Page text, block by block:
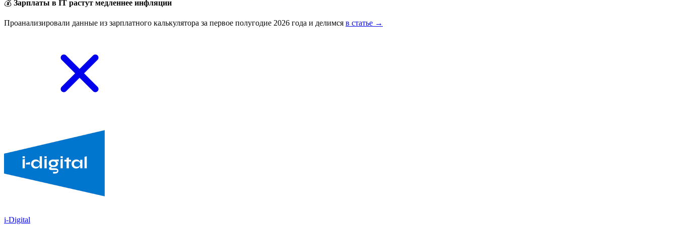
💰 Зарплаты в IT растут медленнее инфляции
Проанализировали данные из зарплатного калькулятора за первое полугодие 2026 года и делимся в статье →
i-Digital